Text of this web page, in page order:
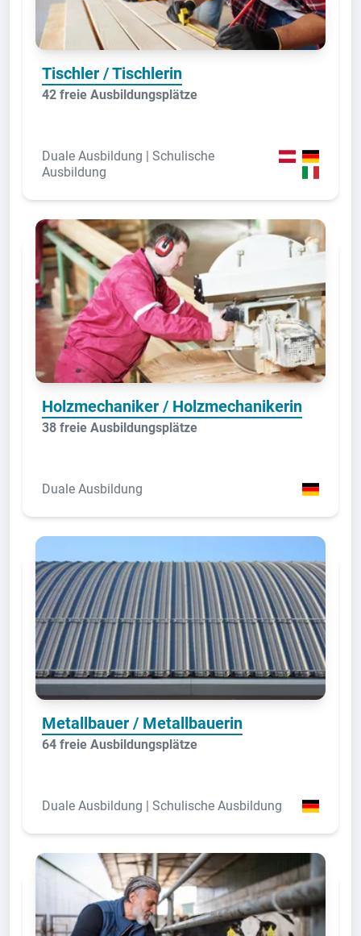
Tischler / Tischlerin
42 freie Ausbildungsplätze
Duale Ausbildung | Schulische
Ausbildung
Holzmechaniker / Holzmechanikerin
38 freie Ausbildungsplätze
Duale Ausbildung
Metallbauer / Metallbauerin
64 freie Ausbildungsplätze
Duale Ausbildung | Schulische Ausbildung